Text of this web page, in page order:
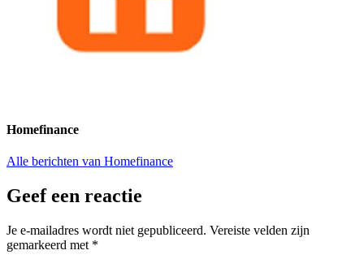
Homefinance
Alle berichten van Homefinance
Geef een reactie
Je e-mailadres wordt niet gepubliceerd. Vereiste velden zijn
gemarkeerd met *